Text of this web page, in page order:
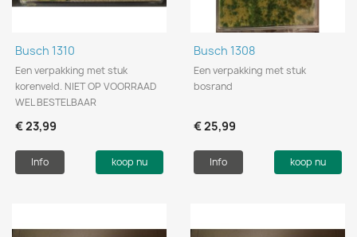
Busch 1310
Een verpakking met stuk
korenveld. NIET OP VOORRAAD
WEL BESTELBAAR
€ 23,99
Info koop nu
Busch 1308
Een verpakking met stuk
bosrand
€ 25,99
Info koop nu